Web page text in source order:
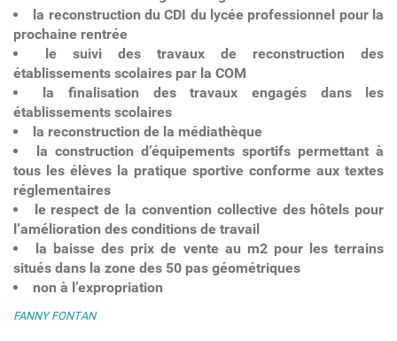
la reconstruction du CDI du lycée professionnel pour la
prochaine rentrée
le suivi des travaux de reconstruction des
établissements scolaires par la COM
la finalisation des travaux engagés dans les
établissements scolaires
la reconstruction de la médiathèque
la construction d’équipements sportifs permettant à
tous les élèves la pratique sportive conforme aux textes
réglementaires
le respect de la convention collective des hôtels pour
l’amélioration des conditions de travail
la baisse des prix de vente au m2 pour les terrains
situés dans la zone des 50 pas géométriques
non à l’expropriation
FANNY FONTAN